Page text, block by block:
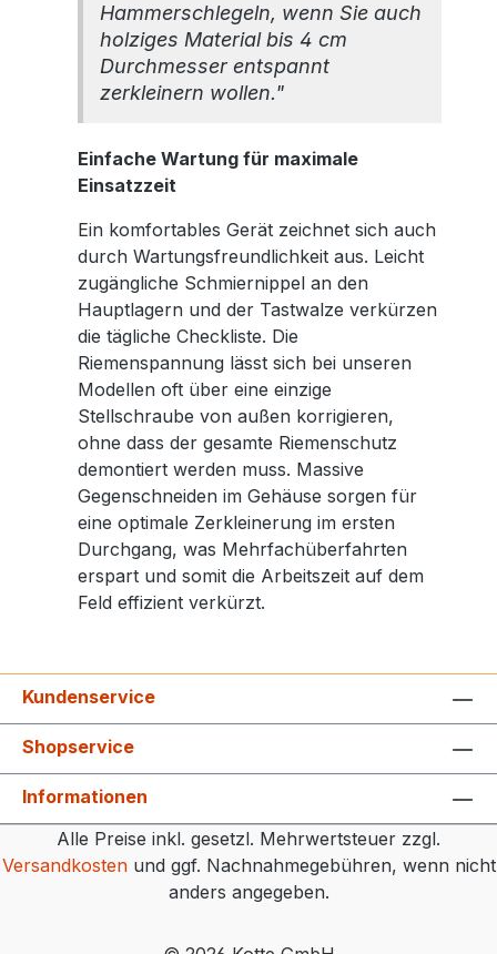
Hammerschlegeln, wenn Sie auch
holziges Material bis 4 cm
Durchmesser entspannt
zerkleinern wollen."
Einfache Wartung für maximale
Einsatzzeit
Ein komfortables Gerät zeichnet sich auch
durch Wartungsfreundlichkeit aus. Leicht
zugängliche Schmiernippel an den
Hauptlagern und der Tastwalze verkürzen
die tägliche Checkliste. Die
Riemenspannung lässt sich bei unseren
Modellen oft über eine einzige
Stellschraube von außen korrigieren,
ohne dass der gesamte Riemenschutz
demontiert werden muss. Massive
Gegenschneiden im Gehäuse sorgen für
eine optimale Zerkleinerung im ersten
Durchgang, was Mehrfachüberfahrten
erspart und somit die Arbeitszeit auf dem
Feld effizient verkürzt.
Kundenservice
Shopservice
Informationen
Alle Preise inkl. gesetzl. Mehrwertsteuer zzgl.
Versandkostenund ggf. Nachnahmegebühren, wenn nicht
anders angegeben.